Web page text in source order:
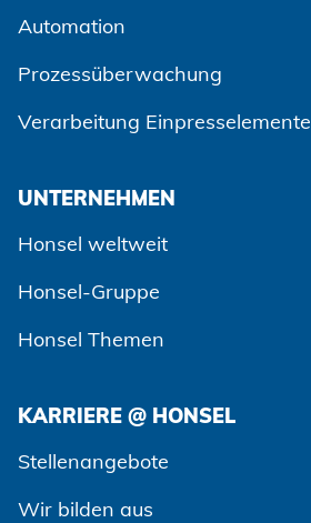
Automation
Prozessüberwachung
Verarbeitung Einpresselemente
UNTERNEHMEN
Honsel weltweit
Honsel-Gruppe
Honsel Themen
KARRIERE @ HONSEL
Stellenangebote
Wir bilden aus